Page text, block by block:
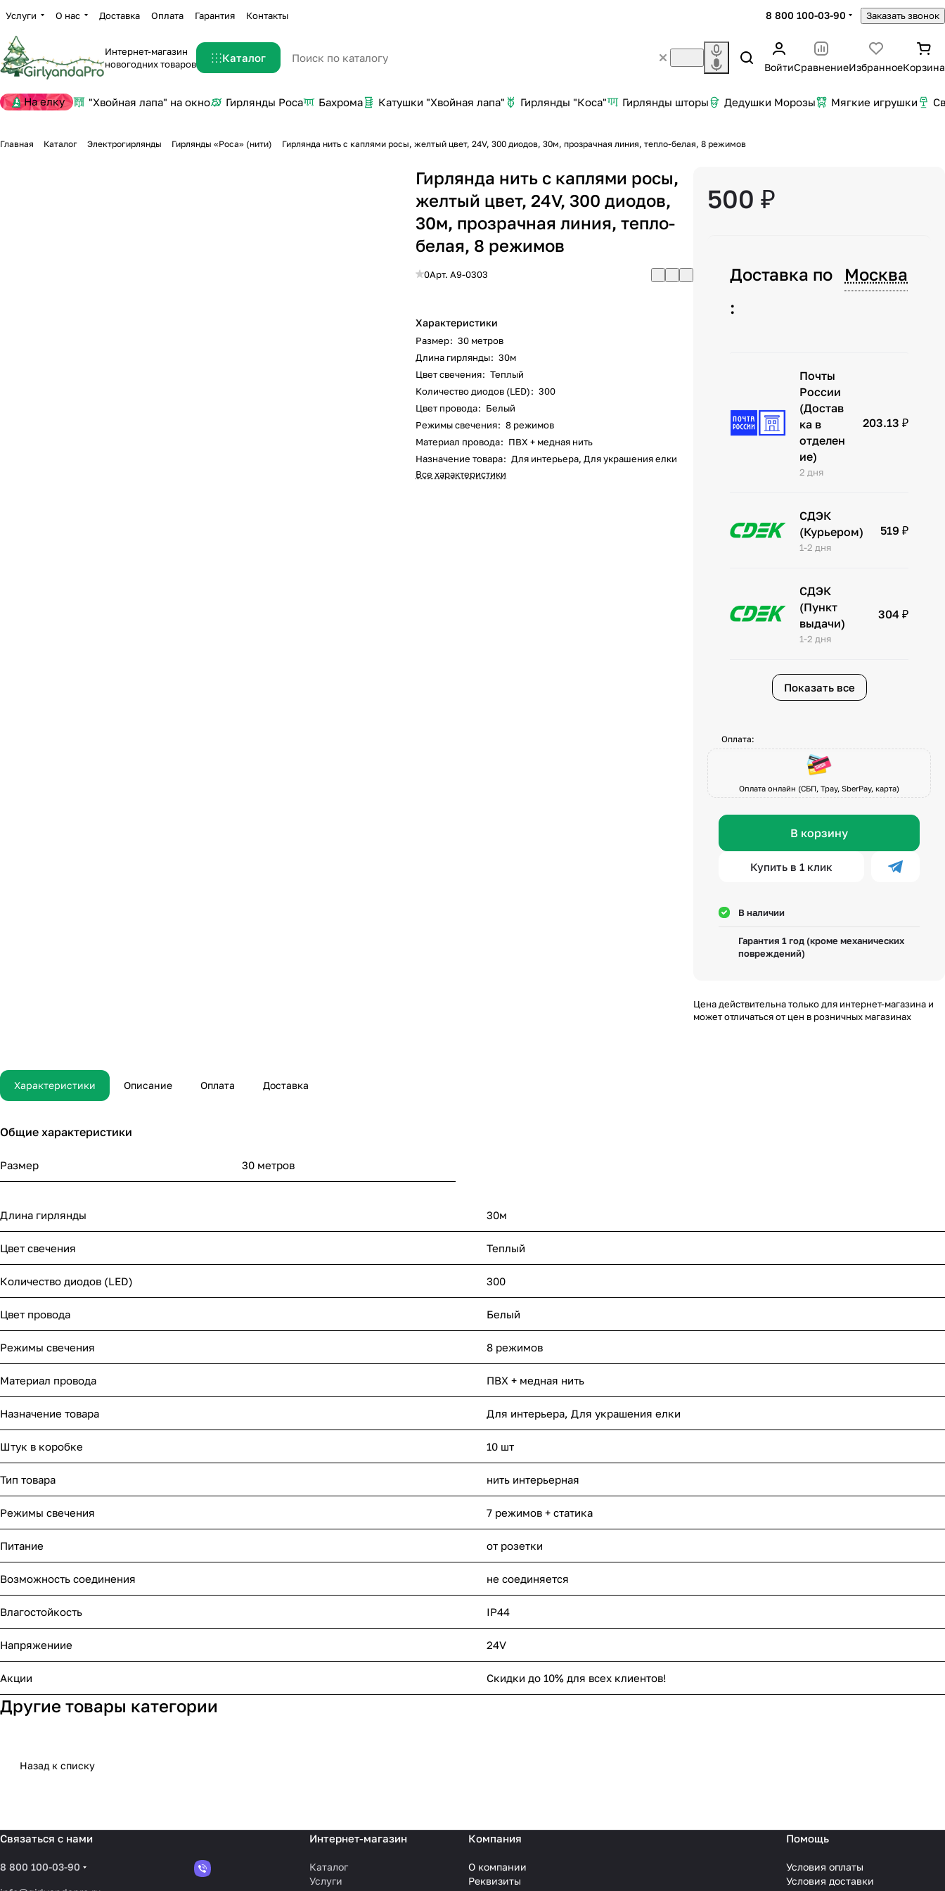
Услуги О нас Доставка Оплата Гарантия Контакты 8 800 100-03-90 Заказать звонок
Интернет-магазин
новогодних товаров
Каталог
ВойтиСравнениеИзбранноеКорзина
На елку "Хвойная лапа" на окно Гирлянды Роса Бахрома Катушки "Хвойная лапа" Гирлянды "Коса" Гирлянды шторы Дедушки Морозы Мягкие игрушки
Главная Каталог Электрогирлянды Гирлянды «Роса» (нити) Гирлянда нить с каплями росы, желтый цвет, 24V, 300 диодов, 30м, прозрачная линия, тепло-белая, 8 режимов
Гирлянда нить с каплями росы,
желтый цвет, 24V, 300 диодов,
30м, прозрачная линия, тепло-
белая, 8 режимов
0Арт.A9-0303
Характеристики
Размер: 30 метров
Длина гирлянды: 30м
Цвет свечения: Теплый
Количество диодов (LED): 300
Цвет провода: Белый
Режимы свечения: 8 режимов
Материал провода: ПВХ + медная нить
Назначение товара: Для интерьера, Для украшения елки
Все характеристики
500 ₽
Доставка по
Москва
:
Почты
России
(Достав
ка в
отделен
ие)
2 дня
203.13 ₽
СДЭК
(Курьером)
1-2 дня
519 ₽
СДЭК
(Пункт
выдачи)
1-2 дня
304 ₽
Показать все
Оплата:
Оплата онлайн (СБП, Tpay, SberPay, карта)
В корзину
Купить в 1 клик
В наличии
Гарантия 1 год (кроме механических
повреждений)
Цена действительна только для интернет-магазина и
может отличаться от цен в розничных магазинах
Характеристики Описание Оплата Доставка
Общие характеристики
Размер 30 метров
Длина гирлянды 30м
Цвет свечения Теплый
Количество диодов (LED) 300
Цвет провода Белый
Режимы свечения 8 режимов
Материал провода ПВХ + медная нить
Назначение товара Для интерьера, Для украшения елки
Штук в коробке 10 шт
Тип товара нить интерьерная
Режимы свечения 7 режимов + статика
Питание от розетки
Возможность соединения не соединяется
Влагостойкость IP44
Напряжениие 24V
Акции Скидки до 10% для всех клиентов!
Другие товары категории
Назад к списку
Связаться с нами
8 800 100-03-90
Интернет-магазин
Каталог
Услуги
Компания
О компании
Реквизиты
Помощь
Условия оплаты
Условия доставки